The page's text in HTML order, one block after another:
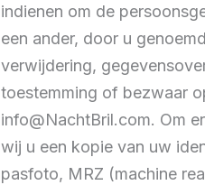
indienen om de
een ander, door u
verwijdering,
toestemming of bezwaar
info@NachtBril.com. Om
wij u een kopie van uw
pasfoto, MRZ (machine